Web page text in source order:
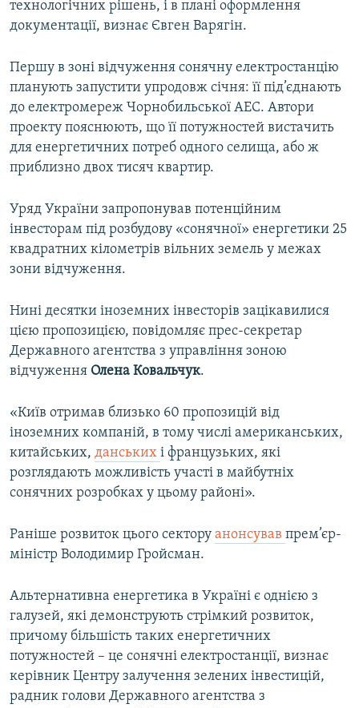
технологічних рішень, і в плані оформлення
документації, визнає Євген Варягін.
Першу в зоні відчуження сонячну електростанцію
планують запустити упродовж січня: її під’єднають
до електромереж Чорнобильської АЕС. Автори
проекту пояснюють, що її потужностей вистачить
для енергетичних потреб одного селища, або ж
приблизно двох тисяч квартир.
Уряд України запропонував потенційним
інвесторам під розбудову «сонячної» енергетики 25
квадратних кілометрів вільних земель у межах
зони відчуження.
Нині десятки іноземних інвесторів зацікавилися
цією пропозицією, повідомляє прес-секретар
Державного агентства з управління зоною
відчуження Олена Ковальчук.
«Київ отримав близько 60 пропозицій від
іноземних компаній, в тому числі американських,
китайських, данських і французьких, які
розглядають можливість участі в майбутніх
сонячних розробках у цьому районі».
Раніше розвиток цього сектору анонсував прем’єр-
міністр Володимир Гройсман.
Альтернативна енергетика в Україні є однією з
галузей, які демонструють стрімкий розвиток,
причому більшість таких енергетичних
потужностей – це сонячні електростанції, визнає
керівник Центру залучення зелених інвестицій,
радник голови Державного агентства з